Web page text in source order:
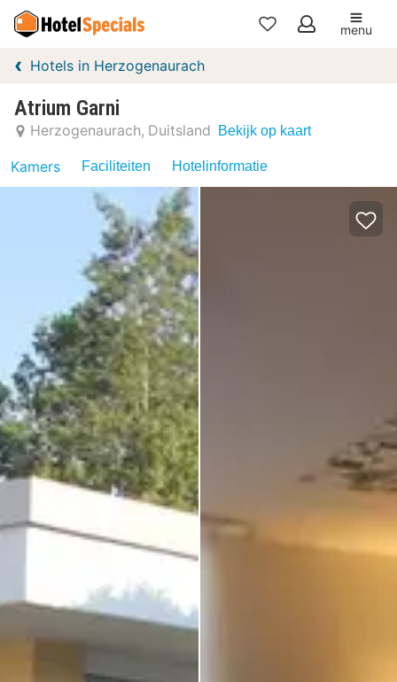
Mijn
menu
Hotels in Herzogenaurach
Atrium Garni
Herzogenaurach Duitsland Bekijk op kaart
Kamers Faciliteiten Hotelinformatie